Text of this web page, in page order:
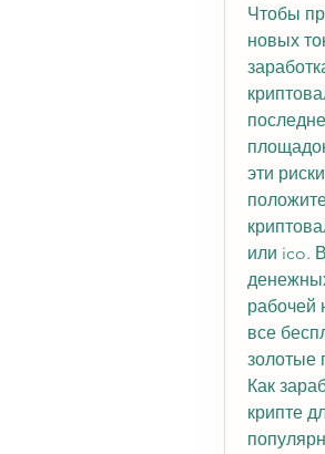
Чтобы
новых
эти
или ico.
рабочей
все
золотые
Как
крипте